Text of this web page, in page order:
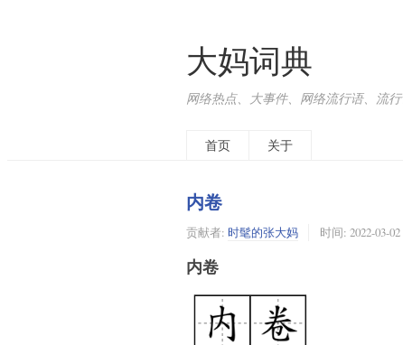
大妈词典
网络热点、大事件、网络流行语、流
首页 关于
内卷
贡献者: 时髦的张大妈 时间: 2022-03-02
内卷